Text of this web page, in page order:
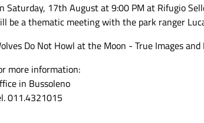
Saturday, 17th August at 9:00 PM at Rifugio
be a thematic meeting with the park ranger
Do Not Howl at the Moon - True Images
more information:
in Bussoleno
011.4321015